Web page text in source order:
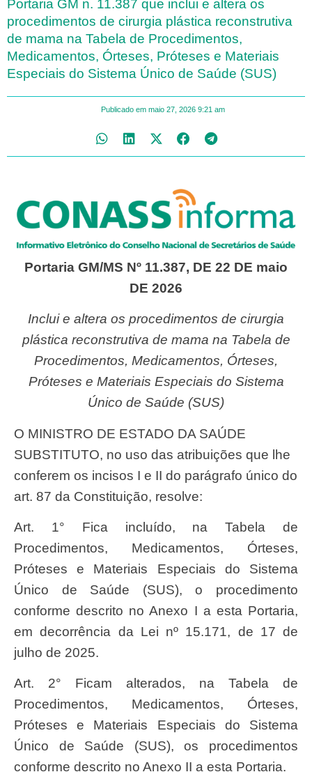
Portaria GM n. 11.387 que inclui e altera os
procedimentos de cirurgia plástica reconstrutiva
de mama na Tabela de Procedimentos,
Medicamentos, Órteses, Próteses e Materiais
Especiais do Sistema Único de Saúde (SUS)
Publicado em maio 27, 2026 9:21 am
Portaria GM/MS Nº 11.387, DE 22 DE maio
DE 2026
Inclui e altera os procedimentos de cirurgia
plástica reconstrutiva de mama na Tabela de
Procedimentos, Medicamentos, Órteses,
Próteses e Materiais Especiais do Sistema
Único de Saúde (SUS)
O MINISTRO DE ESTADO DA SAÚDE
SUBSTITUTO, no uso das atribuições que lhe
conferem os incisos I e II do parágrafo único do
art. 87 da Constituição, resolve:
Art. 1° Fica incluído, na Tabela de
Procedimentos, Medicamentos, Órteses,
Próteses e Materiais Especiais do Sistema
Único de Saúde (SUS), o procedimento
conforme descrito no Anexo I a esta Portaria,
em decorrência da Lei nº 15.171, de 17 de
julho de 2025.
Art. 2° Ficam alterados, na Tabela de
Procedimentos, Medicamentos, Órteses,
Próteses e Materiais Especiais do Sistema
Único de Saúde (SUS), os procedimentos
conforme descrito no Anexo II a esta Portaria.